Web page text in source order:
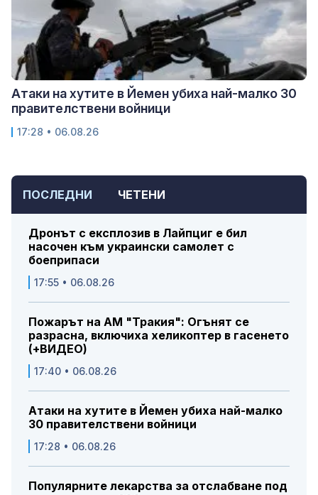
ПОСЛЕДНИ ЧЕТЕНИ
Дронът с експлозив в Лайпциг е бил
насочен към украински самолет с
боеприпаси
17:55 • 06.08.26
Пожарът на АМ "Тракия": Огънят се
разрасна, включиха хеликоптер в гасенето
(+ВИДЕО)
17:40 • 06.08.26
Атаки на хутите в Йемен убиха най-малко
30 правителствени войници
17:28 • 06.08.26
Популярните лекарства за отслабване под
Атаки на хутите в Йемен убиха най-малко 30
правителствени войници
17:28 • 06.08.26